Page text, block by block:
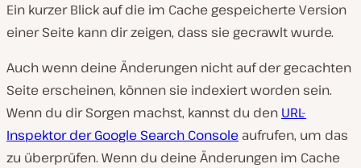
Ein kurzer Blick auf die im Cache gespeicherte Version
einer Seite kann dir zeigen, dass sie gecrawlt wurde.
Auch wenn deine Änderungen nicht auf der gecachten
Seite erscheinen, können sie indexiert worden sein.
Wenn du dir Sorgen machst, kannst du den URL-
Inspektor der Google Search Console aufrufen, um das
zu überprüfen. Wenn du deine Änderungen im Cache